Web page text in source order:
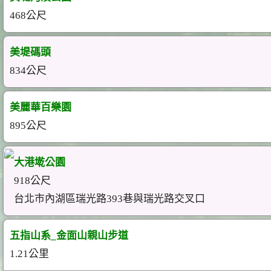
468公尺
美堤碼頭
834公尺
美麗華百樂園
895公尺
大港墘公園
918公尺
台北市內湖區瑞光路393巷與瑞光路交叉口
五指山系_金面山親山步道
1.21公里